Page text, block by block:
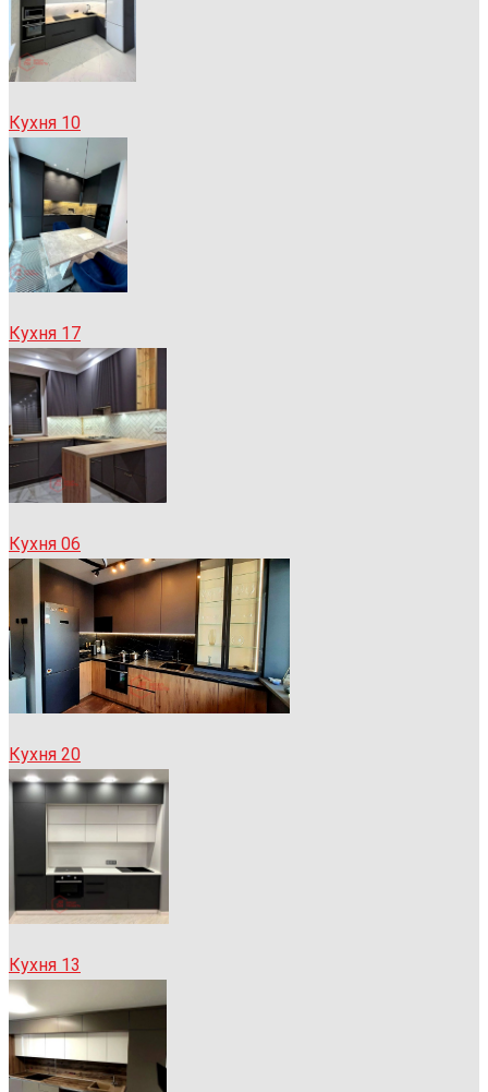
Кухня 10
Кухня 17
Кухня 06
Кухня 20
Кухня 13